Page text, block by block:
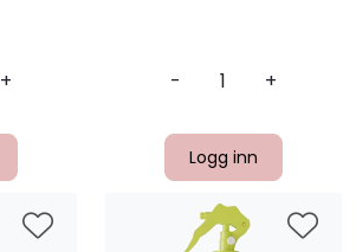
+ - +
Logg inn